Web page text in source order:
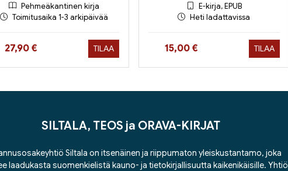
Pehmeäkantinen kirja
Toimitusaika 1-3 arkipäivää
Hinta nyt
27,90 € TILAA
E-kirja, EPUB
Heti ladattavissa
Hinta nyt
15,00 € TILAA
SILTALA, TEOS ja ORAVA-KIRJAT
Siltala on itsenäinen ja riippumaton yleiskustantamo, joka
laadukasta suomenkielistä kauno- ja tietokirjallisuutta kaikenikäisille. Yhtiö